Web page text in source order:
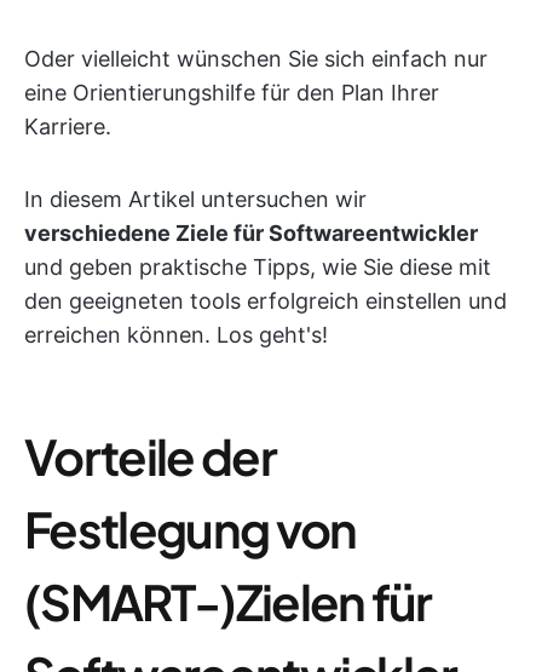
Oder vielleicht wünschen Sie sich einfach nur
eine Orientierungshilfe für den Plan Ihrer
Karriere.
In diesem Artikel untersuchen wir
verschiedene Ziele für Softwareentwickler
und geben praktische Tipps, wie Sie diese mit
den geeigneten tools erfolgreich einstellen und
erreichen können. Los geht's!
Vorteile der
Festlegung von
(SMART-)Zielen für